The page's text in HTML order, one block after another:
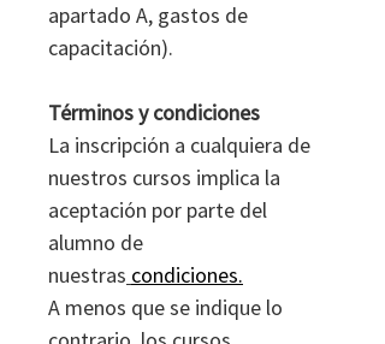
apartado A, gastos de
capacitación).
Términos y condiciones
La inscripción a cualquiera de
nuestros cursos implica la
aceptación por parte del
alumno de
nuestras condiciones.
A menos que se indique lo